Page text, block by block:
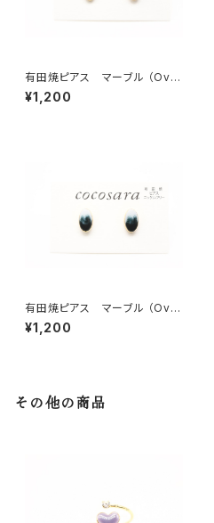
有田焼ピアス マーブル （Ova
l）7
¥1,200
有田焼ピアス マーブル （Ova
l）4
¥1,200
その他の商品